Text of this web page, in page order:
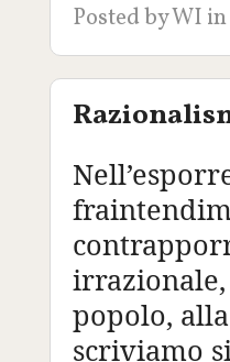
Posted byWI
popolo,
scriviamo